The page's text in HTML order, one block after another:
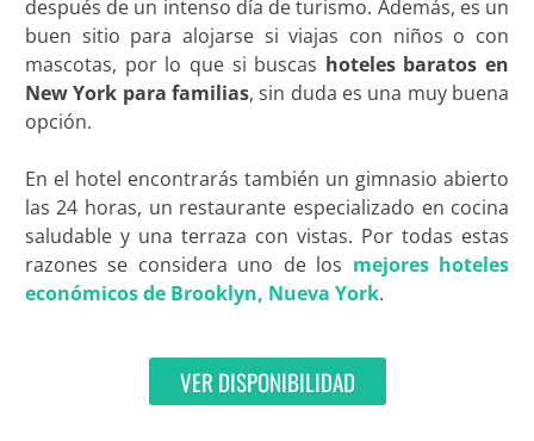
después de un intenso día de turismo. Además, es un
buen sitio para alojarse si viajas con niños o con
mascotas, por lo que si buscas hoteles baratos en
New York para familias, sin duda es una muy buena
opción.
En el hotel encontrarás también un gimnasio abierto
las 24 horas, un restaurante especializado en cocina
saludable y una terraza con vistas. Por todas estas
razones se considera uno de los mejores hoteles
económicos de Brooklyn, Nueva York.
VER DISPONIBILIDAD